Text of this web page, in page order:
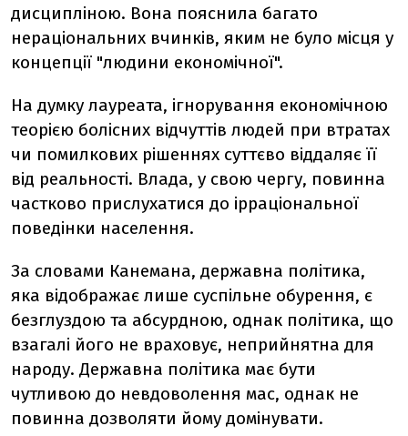
дисципліною. Вона пояснила багато
нераціональних вчинків, яким не було місця у
концепції "людини економічної".
На думку лауреата, ігнорування економічною
теорією болісних відчуттів людей при втратах
чи помилкових рішеннях суттєво віддаляє її
від реальності. Влада, у свою чергу, повинна
частково прислухатися до ірраціональної
поведінки населення.
За словами Канемана, державна політика,
яка відображає лише суспільне обурення, є
безглуздою та абсурдною, однак політика, що
взагалі його не враховує, неприйнятна для
народу. Державна політика має бути
чутливою до невдоволення мас, однак не
повинна дозволяти йому домінувати.